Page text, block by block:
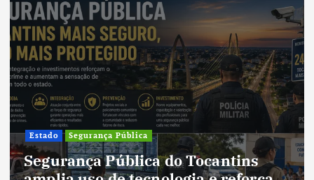
Cultura
Cultura do Tocantins preserva
tradições e fortalece identidade de